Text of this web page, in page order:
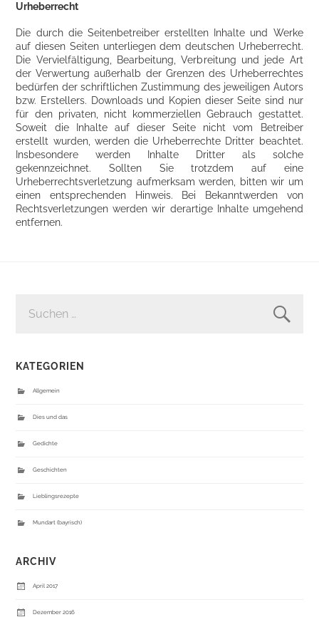
Urheberrecht
Die durch die Seitenbetreiber erstellten Inhalte und Werke
auf diesen Seiten unterliegen dem deutschen Urheberrecht.
Die Vervielfältigung, Bearbeitung, Verbreitung und jede Art
der Verwertung außerhalb der Grenzen des Urheberrechtes
bedürfen der schriftlichen Zustimmung des jeweiligen Autors
bzw. Erstellers. Downloads und Kopien dieser Seite sind nur
für den privaten, nicht kommerziellen Gebrauch gestattet.
Soweit die Inhalte auf dieser Seite nicht vom Betreiber
erstellt wurden, werden die Urheberrechte Dritter beachtet.
Insbesondere werden Inhalte Dritter als solche
gekennzeichnet. Sollten Sie trotzdem auf eine
Urheberrechtsverletzung aufmerksam werden, bitten wir um
einen entsprechenden Hinweis. Bei Bekanntwerden von
Rechtsverletzungen werden wir derartige Inhalte umgehend
entfernen.
KATEGORIEN
Allgemein
Dies und das
Gedichte
Geschichten
Lieblingsrezepte
Mundart (bayrisch)
ARCHIV
April 2017
Dezember 2016